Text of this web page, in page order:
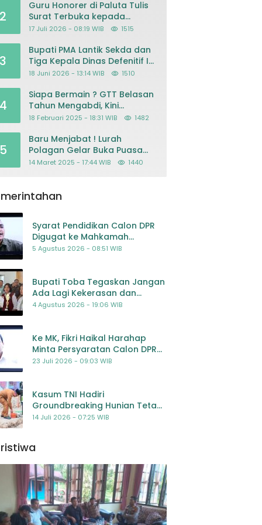
2
Guru Honorer di Paluta Tulis
Surat Terbuka kepada
Presiden Prabowo, Mohon
Kriminalisasi
17 Juli 2026 - 08:19 WIB 1515
3
Bupati PMA Lantik Sekda dan
Tiga Kepala Dinas Defenitif Ini
orangnya
18 Juni 2026 - 13:14 WIB 1510
Siapa Bermain ? GTT Belasan
Tahun Mengabdi, Kini
Dikeluarkan Sepihak Dari
18 Februari 2025 - 18:31 WIB 1482
Baru Menjabat ! Lurah
Polagan Gelar Buka Puasa
Bersama
14 Maret 2025 - 17:44 WIB 1440
Syarat Pendidikan Calon DPR
Digugat ke Mahkamah
Konstitusi
5 Agustus 2026 - 08:51 WIB
Bupati Toba Tegaskan Jangan
Ada Lagi Kekerasan dan
Bullying Terhadap Anak,
4 Agustus 2026 - 19:06 WIB
Ke MK, Fikri Haikal Harahap
Minta Persyaratan Calon DPR
Dilengkapi Penilaian
23 Juli 2026 - 09:03 WIB
Kasum TNI Hadiri
Groundbreaking Hunian Tetap
Pascabencana di
14 Juli 2026 - 07:25 WIB